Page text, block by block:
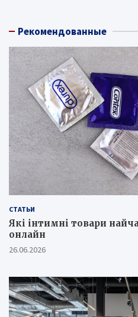
Рекомендованные
СТАТЬИ
Які інтимні товари
онлайн
26.06.2026